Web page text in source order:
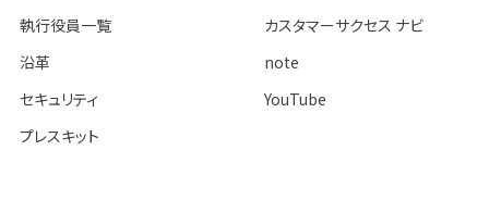
執行役員一覧
沿革
セキュリティ
プレスキット
カスタマーサクセス ナビ
note
YouTube